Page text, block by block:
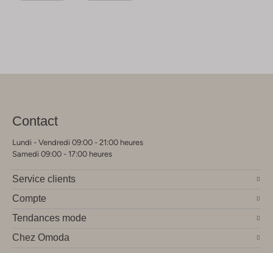
Contact
Lundi - Vendredi 09:00 - 21:00 heures
Samedi 09:00 - 17:00 heures
Service clients
Compte
Tendances mode
Chez Omoda